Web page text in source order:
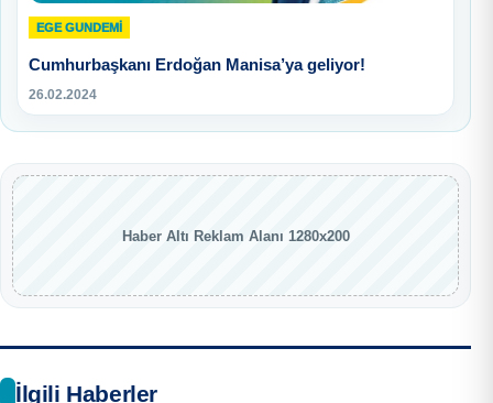
EGE GUNDEMİ
Cumhurbaşkanı Erdoğan Manisa’ya geliyor!
26.02.2024
Haber Altı Reklam Alanı 1280x200
İlgili Haberler